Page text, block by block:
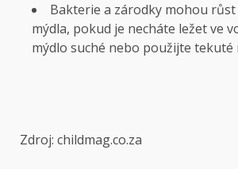
Bakterie a zárodky mohou
mýdla, pokud je necháte ležet ve
mýdlo suché nebo použijte tekuté
Zdroj: childmag.co.za